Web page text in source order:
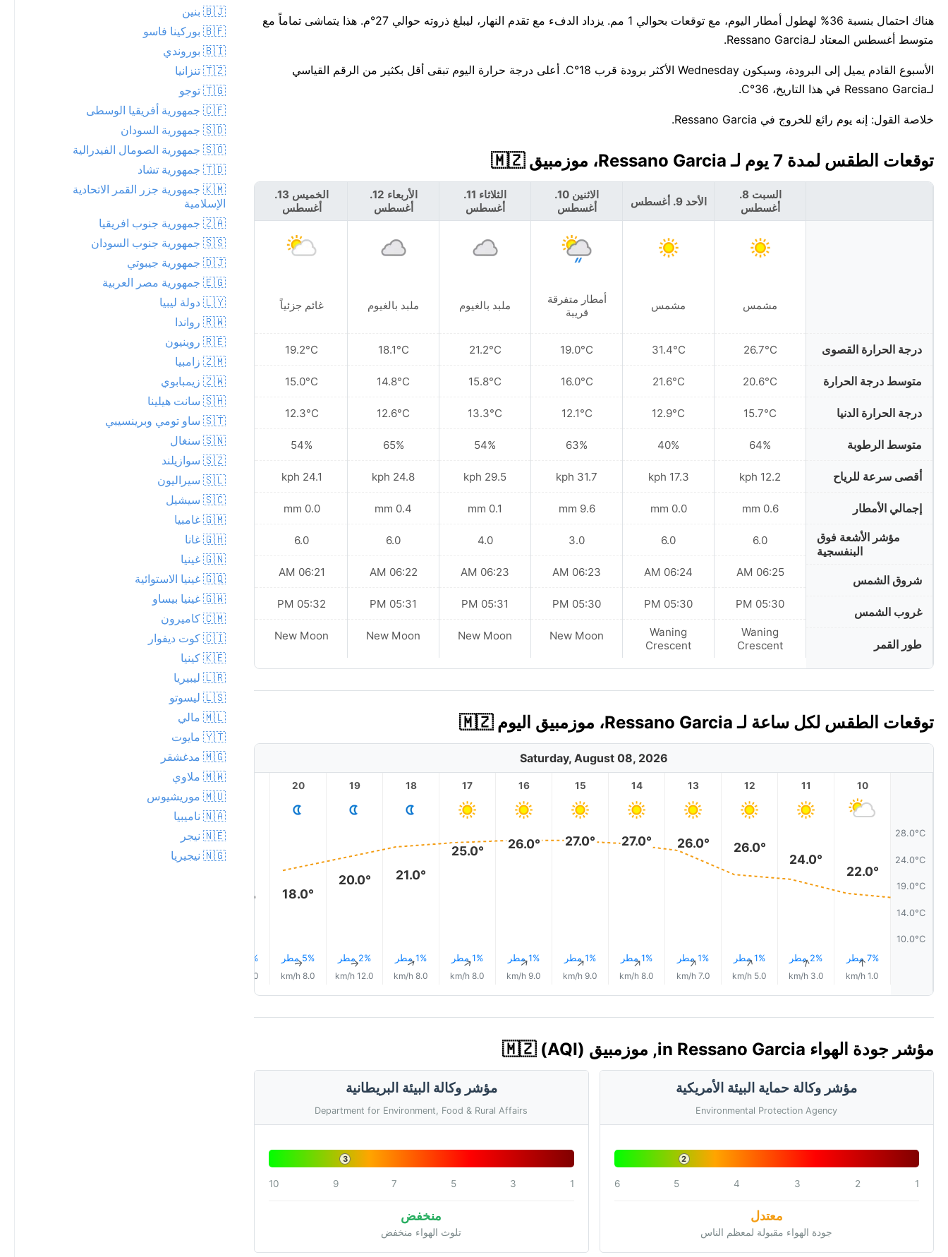
هناك احتمال بنسبة 36% لهطول أمطار اليوم، مع توقعات بحوالي 1 مم. يزداد الدفء مع تقدم النهار، ليبلغ ذروته حوالي 27°م. هذا يتماشى تماماً مع
متوسط أغسطس المعتاد لـRessano Garcia.
الأسبوع القادم يميل إلى البرودة، وسيكون Wednesday الأكثر برودة قرب 18°C. أعلى درجة حرارة اليوم تبقى أقل بكثير من الرقم القياسي
لـRessano Garcia في هذا التاريخ، 36°C.
خلاصة القول: إنه يوم رائع للخروج في Ressano Garcia.
توقعات الطقس لمدة 7 يوم لـ Ressano Garcia، موزمبيق 🇲🇿
درجة الحرارة القصوى
متوسط درجة الحرارة
درجة الحرارة الدنيا
متوسط الرطوبة
أقصى سرعة للرياح
إجمالي الأمطار
مؤشر الأشعة فوق
البنفسجية
شروق الشمس
غروب الشمس
طور القمر
السبت 8.
أغسطس
مشمس
26.7°C
20.6°C
15.7°C
64%
12.2 kph
0.6 mm
6.0
06:25 AM
05:30 PM
Waning
Crescent
الأحد 9. أغسطس
مشمس
31.4°C
21.6°C
12.9°C
40%
17.3 kph
0.0 mm
6.0
06:24 AM
05:30 PM
Waning
Crescent
الاثنين 10.
أغسطس
أمطار متفرقة
قريبة
19.0°C
16.0°C
12.1°C
63%
31.7 kph
9.6 mm
3.0
06:23 AM
05:30 PM
New Moon
الثلاثاء 11.
أغسطس
ملبد بالغيوم
21.2°C
15.8°C
13.3°C
54%
29.5 kph
0.1 mm
4.0
06:23 AM
05:31 PM
New Moon
الأربعاء 12.
أغسطس
ملبد بالغيوم
18.1°C
14.8°C
12.6°C
65%
24.8 kph
0.4 mm
6.0
06:22 AM
05:31 PM
New Moon
الخميس 13.
أغسطس
غائم جزئياً
19.2°C
15.0°C
12.3°C
54%
24.1 kph
0.0 mm
6.0
06:21 AM
05:32 PM
New Moon
الجمعة 14.
أغسطس
مشمس
23.3°C
16.5°C
11.0°C
55%
14.0 kph
0.0 mm
7.0
06:20 AM
05:32 PM
Waxing
Crescent
توقعات الطقس لكل ساعة لـ Ressano Garcia، موزمبيق اليوم 🇲🇿
Saturday, August 08, 2026
28.0°C
24.0°C
19.0°C
14.0°C
10.0°C
10
22.0°
7% مطر↑
1.0 km/h
11
24.0°
2% مطر↑
3.0 km/h
12
26.0°
1% مطر↑
5.0 km/h
13
26.0°
1% مطر↑
7.0 km/h
14
27.0°
1% مطر↑
8.0 km/h
15
27.0°
1% مطر↑
9.0 km/h
16
26.0°
1% مطر↑
9.0 km/h
17
25.0°
1% مطر↑
8.0 km/h
18
21.0°
1% مطر↑
8.0 km/h
19
20.0°
2% مطر↑
12.0 km/h
20
18.0°
5% مطر↑
8.0 km/h
17.0°
6% مطر
5.0 km/h
22
مؤشر جودة الهواء in Ressano Garcia, موزمبيق 🇲🇿 (AQI)
مؤشر وكالة حماية البيئة الأمريكية
Environmental Protection Agency
2
1
2
3
4
5
6
معتدل
جودة الهواء مقبولة لمعظم الناس
مؤشر وكالة البيئة البريطانية
Department for Environment, Food & Rural Affairs
3
1
3
5
7
9
10
منخفض
تلوث الهواء منخفض
🇧🇯 بنين
🇧🇫 بوركينا فاسو
🇧🇮 بوروندي
🇹🇿 تنزانيا
🇹🇬 توجو
🇨🇫 جمهورية أفريقيا الوسطى
🇸🇩 جمهورية السودان
🇸🇴 جمهورية الصومال الفيدرالية
🇹🇩 جمهورية تشاد
🇰🇲 جمهورية جزر القمر الاتحادية
الإسلامية
🇿🇦 جمهورية جنوب افريقيا
🇸🇸 جمهورية جنوب السودان
🇩🇯 جمهورية جيبوتي
🇪🇬 جمهورية مصر العربية
🇱🇾 دولة ليبيا
🇷🇼 رواندا
🇷🇪 روينيون
🇿🇲 زامبيا
🇿🇼 زيمبابوي
🇸🇭 سانت هيلينا
🇸🇹 ساو تومي وبرينسيبي
🇸🇳 سنغال
🇸🇿 سوازيلند
🇸🇱 سيراليون
🇸🇨 سيشيل
🇬🇲 غامبيا
🇬🇭 غانا
🇬🇳 غينيا
🇬🇶 غينيا الاستوائية
🇬🇼 غينيا بيساو
🇨🇲 كاميرون
🇨🇮 كوت ديفوار
🇰🇪 كينيا
🇱🇷 ليبيريا
🇱🇸 ليسوتو
🇲🇱 مالي
🇾🇹 مايوت
🇲🇬 مدغشقر
🇲🇼 ملاوي
🇲🇺 موريشيوس
🇳🇦 ناميبيا
🇳🇪 نيجر
🇳🇬 نيجيريا